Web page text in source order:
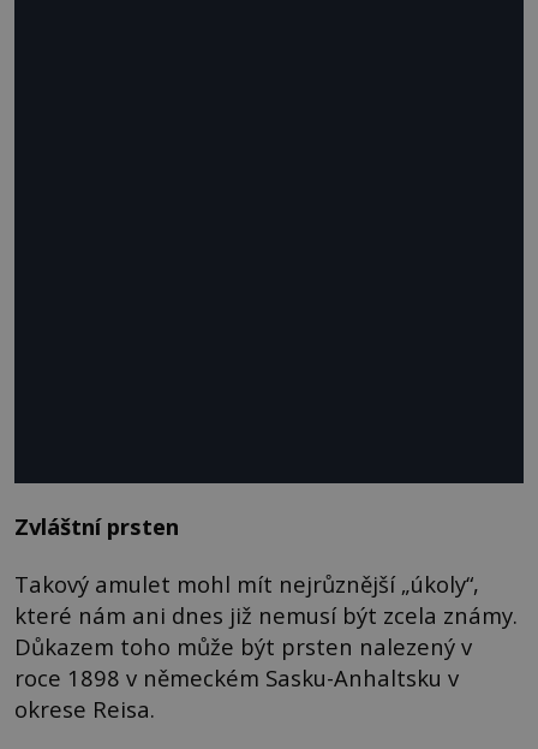
Zvláštní prsten
Takový amulet mohl mít nejrůznější „úkoly“,
které nám ani dnes již nemusí být zcela známy.
Důkazem toho může být prsten nalezený v
roce 1898 v německém Sasku-Anhaltsku v
okrese Reisa.